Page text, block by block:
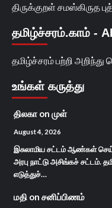
திருக்குறள் சமஸ்கிருத
தமிழ்ச்சரம்.காம் -
தமிழ்ச்சரம் பற்றி அறிந்து
உங்கள் கருத்து
திலகா on முள்
August 4, 2026
இசுலாமிய சட்டம் ஆண்கள்
அரபு நாட்டு அசிங்கச் சட்டம்.
எடுத்துச்…
மதி on சனிப்பிணம்